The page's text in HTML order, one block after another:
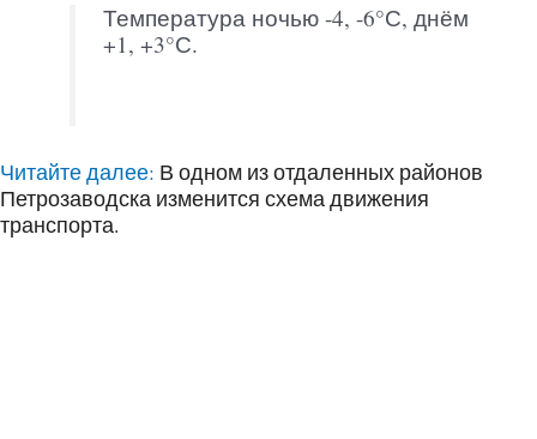
Температура ночью -4, -6°С, днём
+1, +3°С.
Читайте далее: В одном из отдаленных районов
Петрозаводска изменится схема движения
транспорта.